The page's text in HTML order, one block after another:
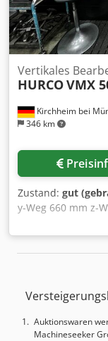
Kirchheim bei
346 km
Vertikales
HURCOVMX
Zustand: gut
y-Weg 660 mm z-
Tischbelastung
SK 40 Chjdpoiv R
Auktionswaren
Machineseeker